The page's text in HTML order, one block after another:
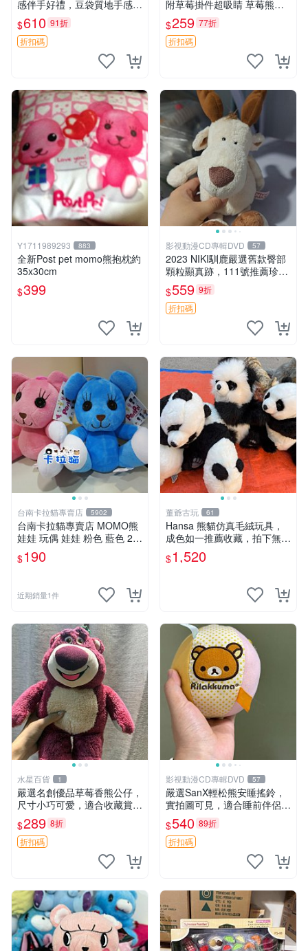
感伴手好禮，豆袋質地手感
佳，抱枕小熊 recom 推薦 白
色豆袋 玩具
$610 91折
折扣碼
附草莓掛件超吸睛 草莓熊手
提包 草莓掛件 可愛portunes
e
$259 77折
折扣碼
Y1711989293 883
全新Post pet momo熊抱枕約
35x30cm
$399
影視動漫CD專輯DVD 57
2023 NIKI馴鹿嚴選舊款臀部
顆粒顯真跡，111號推薦珍藏
品 馴鹿 舊款 尾巴顆粒
$559 9折
折扣碼
台南卡拉貓專賣店 5902
台南卡拉貓專賣店 MOMO熊
娃娃 玩偶 娃娃 粉色 藍色 2色
分售
$190
近期銷量1件
董爺古玩 61
Hansa 熊貓仿真毛絨玩具，
成色如一推薦收藏，拍下無疑
心 熊貓 毛絨玩具 收藏
$1,520
水星百貨 1
嚴選名創優品草莓香熊公仔，
尺寸小巧可愛，適合收藏賞玩
30cm 玩具 公仔 草莓熊
$289 8折
折扣碼
影視動漫CD專輯DVD 57
嚴選SanX輕松熊安睡搖鈴，
實拍圖可見，適合睡前伴侶，
Picks安撫好物 0325 懸吊 電
腦
$540 89折
折扣碼